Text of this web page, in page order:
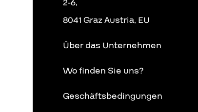
Geschäftsbedingungen
2-6,
8041 Graz Austria, EU
Über das Unternehmen
Wo finden Sie uns?
Geschäftsbedingungen